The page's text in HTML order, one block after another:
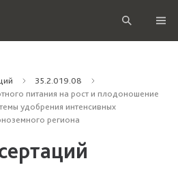
35.2.019.08
питания на рост и плодоношение
удобрения интенсивных
региона